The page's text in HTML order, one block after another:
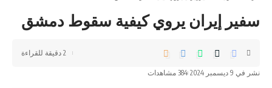
سفير إيران يروي كيفية سقوط دمشق
نشر في 9 ديسمبر 2024 384 مشاهدات
2 دقيقة للقراءة